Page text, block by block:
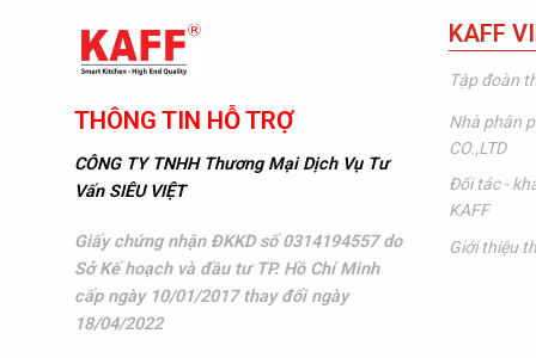
THÔNG TIN HỖ TRỢ
CÔNG TY TNHH Thương Mại Dịch Vụ Tư
Vấn SIÊU VIỆT
Giấy chứng nhận ĐKKD số 0314194557 do
Sở Kế hoạch và đầu tư TP. Hồ Chí Minh
cấp ngày 10/01/2017 thay đổi ngày
18/04/2022
KAFF
Tập đoàn
Nhà phân
CO.,LTD
Đối tác -
KAFF
Giới thiệu